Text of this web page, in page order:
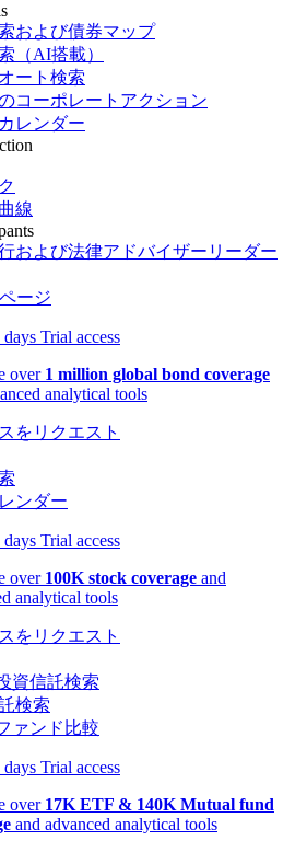
および債券マップ
（AI搭載）
ート検索
コーポレートアクション
レンダー
線
および法律アドバイザーリーダー
ージ
days Trial access
over 1 million global bond coverage
analytical tools
をリクエスト
ンダー
days Trial access
over 100K stock coverage and
analytical tools
をリクエスト
資信託検索
検索
ァンド比較
days Trial access
over 17K ETF & 140K Mutual fund
and advanced analytical tools